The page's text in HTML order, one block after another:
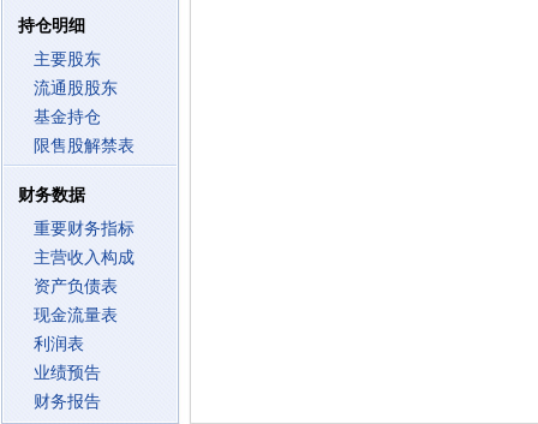
持仓明细
主要股东
流通股股东
基金持仓
限售股解禁表
财务数据
重要财务指标
主营收入构成
资产负债表
现金流量表
利润表
业绩预告
财务报告